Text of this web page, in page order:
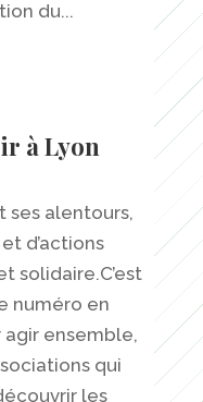
du...
à Lyon
ses alentours,
d’actions
solidaire.C’est
numéro en
ensemble,
qui
les